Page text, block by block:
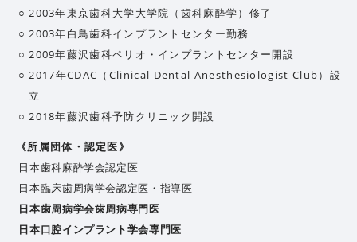
2003年東京歯科大学大学院（歯科麻酔学）修了
2003年白鳥歯科インプラントセンター勤務
2009年藤沢歯科ペリオ・インプラントセンター開設
2017年CDAC（Clinical Dental Anesthesiologist Club）設
立
2018年藤沢歯科予防クリニック開設
《所属団体・認定医》
日本歯科麻酔学会認定医
日本臨床歯周病学会認定医・指導医
日本歯周病学会歯周病専門医
日本口腔インプラント学会専門医